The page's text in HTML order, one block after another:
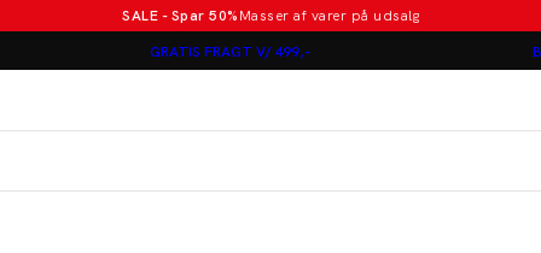
SALE - Spar 50%Masser af varer på udsalg
GRATIS FRAGT V/ 499,-Poloer i nye farver
Jakkesæt fra 1499 kr.
Lindbergh